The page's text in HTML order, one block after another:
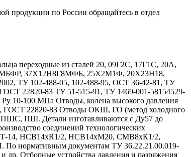
продукции по России обращайтесь в отдел
переходные из сталей 20, 09Г2С, 17Г1С, 20А,
37Х12Н8Г8МФБ, 25Х2М1Ф, 20Х23Н18,
ТУ 102-488-05, 102-488-95, ОСТ 36-42-81, ТУ
22820-83 ТУ 51-515-91, ТУ 1469-001-58154529-
10-100 МПа Отводы, колена высокого давления
ГОСТ 22820-83 Отводы ОКШ, ГО (метод холодного
ПШ. Детали изготавливаются с Ду57 до
соединений технологических
СТ-14, НСВ14хR1/2, НСВ14хМ20, СМВ8хК1/2,
документам ТУ 36.22.21.00.019-
Отборные устройства давления и разряжения